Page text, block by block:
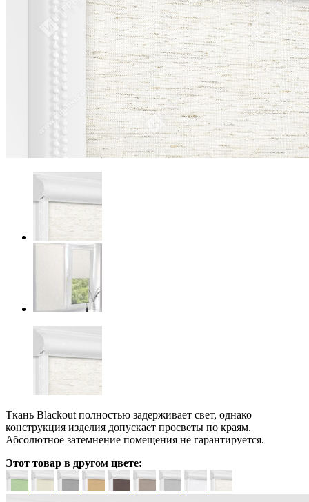
Ткань Blackout полностью задерживает свет, однако
конструкция изделия допускает просветы по краям.
Абсолютное затемнение помещения не гарантируется.
Этот товар в другом цвете: